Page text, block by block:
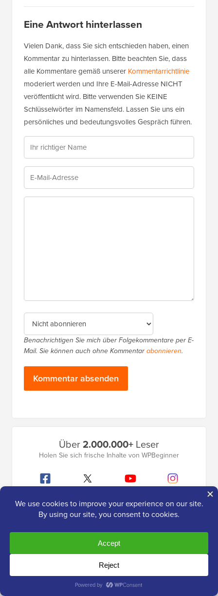
Eine Antwort hinterlassen
Vielen Dank, dass Sie sich entschieden haben, einen
Kommentar zu hinterlassen. Bitte beachten Sie, dass
alle Kommentare gemäß unserer Kommentarrichtlinie
moderiert werden und Ihre E-Mail-Adresse NICHT
veröffentlicht wird. Bitte verwenden Sie KEINE
Schlüsselwörter im Namensfeld. Lassen Sie uns ein
persönliches und bedeutungsvolles Gespräch führen.
Benachrichtigen Sie mich über Folgekommentare per E-
Mail. Sie können auch ohne Kommentarabonnieren.
Seitenleistenmenü
Über2.000.000+ Leser
Holen Sie sich frische Inhalte von WPBeginner